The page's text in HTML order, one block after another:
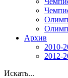
Архив
2010-
2012-
Искать...